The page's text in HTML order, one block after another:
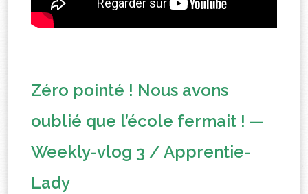
Zéro pointé ! Nous avons
oublié que l’école fermait ! —
Weekly-vlog 3 / Apprentie-
Lady